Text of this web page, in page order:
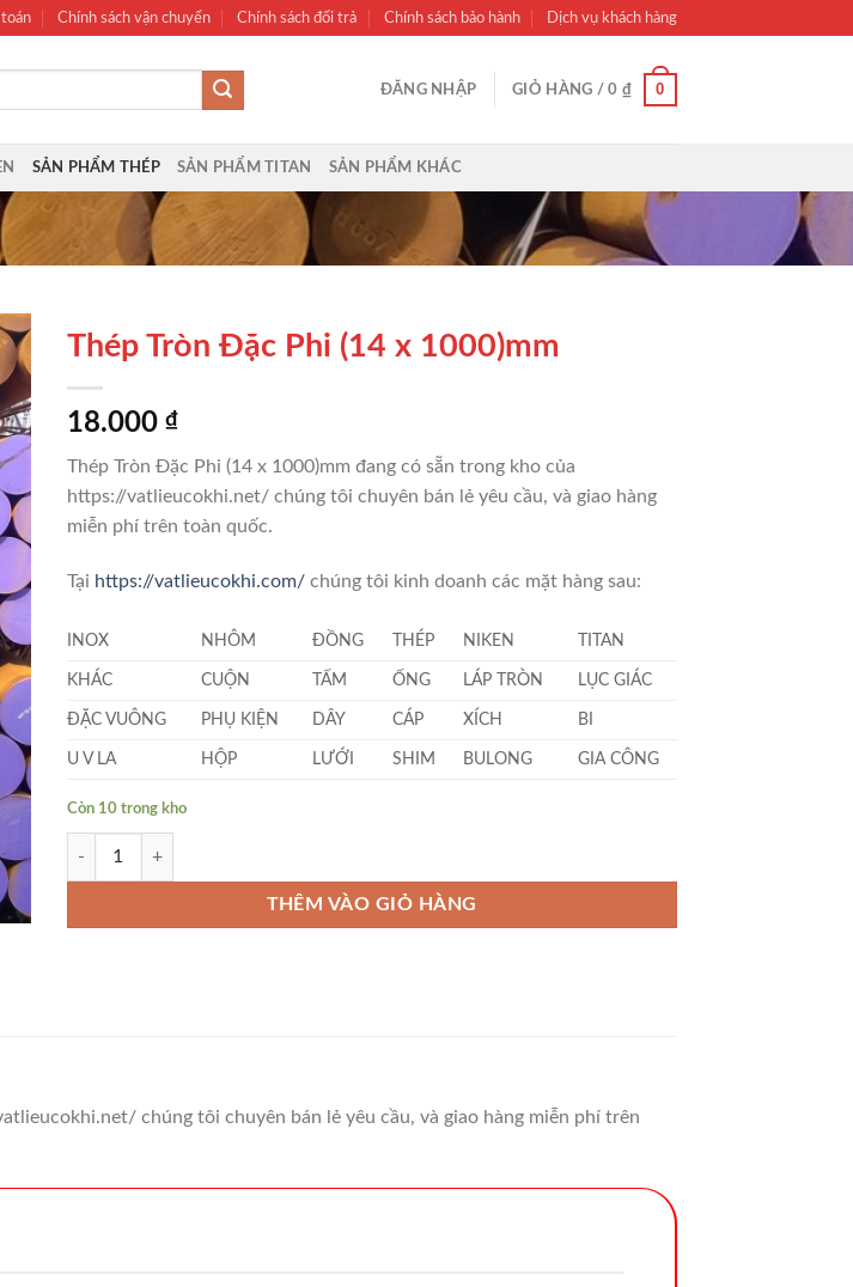
Chính sách vận chuyển Chính sách đổi trả Chính sách bảo hành Dịch vụ khách hàng
ĐĂNG NHẬP GIỎ HÀNG /0 ₫ 0
SẢN PHẨM THÉP SẢN PHẨM TITAN SẢN PHẨM KHÁC
Thép Tròn Đặc Phi (14 x 1000)mm
18.000 ₫
Thép Tròn Đặc Phi (14 x 1000)mm đang có sẵn trong kho của
https://vatlieucokhi.net/ chúng tôi chuyên bán lẻ yêu cầu, và giao hàng
miễn phí trên toàn quốc.
Tại https://vatlieucokhi.com/ chúng tôi kinh doanh các mặt hàng sau:
INOX NHÔM ĐỒNG THÉP NIKEN TITAN
KHÁC CUỘN TẤM ỐNG LÁP TRÒN LỤC GIÁC
ĐẶC VUÔNG PHỤ KIỆN DÂY CÁP XÍCH BI
U V LA HỘP LƯỚI SHIM BULONG GIA CÔNG
Còn 10 trong kho
Thép Tròn Đặc Phi (14 x 1000)mm số lượng
THÊM VÀO GIỎ HÀNG
chúng tôi chuyên bán lẻ yêu cầu, và giao hàng miễn phí trên